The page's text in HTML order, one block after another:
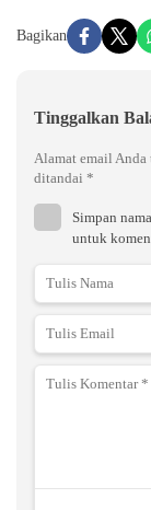
Bagikan
Tinggalkan
Alamat email
ditandai *
Simpan
untuk